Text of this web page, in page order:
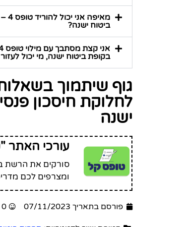
ביטוח ישנה?
בקופת ביטוח ישנה, מי יכול
לחלוקת חיסכון
ישנה
עורכי האתר
סורקים את הרשת
ומצרפים לכם
פורסם בתאריך 07/11/2023 0 הורדות לטופס זה